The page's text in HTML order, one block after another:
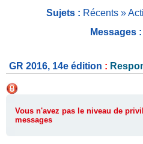
Sujets : Récents »
Messages :
GR 2016, 14e édition :
.
Vous n'avez pas le niveau de
messages